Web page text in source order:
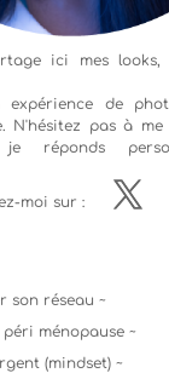
ici mes looks,
expérience de
N'hésitez pas à
réponds
moi sur :
son réseau ~
ménopause ~
(mindset) ~